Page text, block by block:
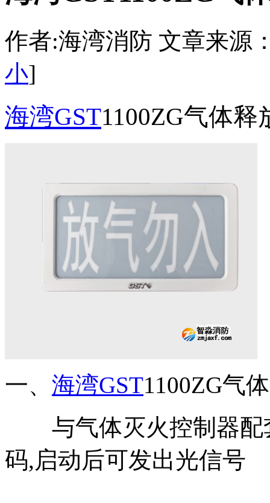
作者:海湾消防 文章来源
小]
海湾GST1100ZG气体释
一、 海湾GST1100ZG气
与气体灭火控制器配
码,启动后可发出光信号